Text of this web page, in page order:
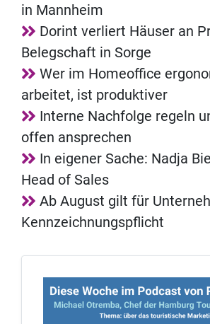
in Mannheim
Dorint verliert Häuser an
Belegschaft in Sorge
Wer im Homeoffice
arbeitet, ist produktiver
Interne Nachfolge regeln
offen ansprechen
In eigener Sache: Nadja
Head of Sales
Ab August gilt für
Kennzeichnungspflicht